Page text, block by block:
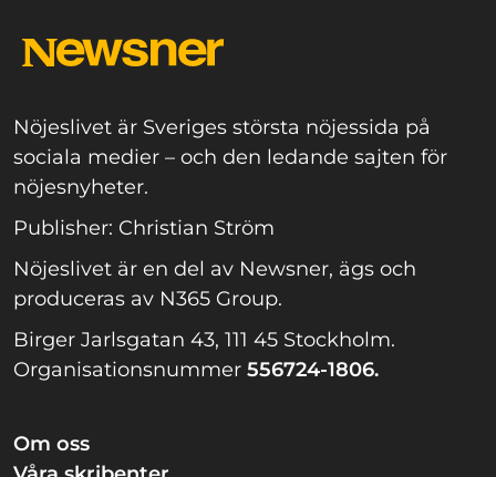
Nöjeslivet är Sveriges största nöjessida på
sociala medier – och den ledande sajten för
nöjesnyheter.
Publisher: Christian Ström
Nöjeslivet är en del av Newsner, ägs och
produceras av N365 Group.
Birger Jarlsgatan 43, 111 45 Stockholm.
Organisationsnummer 556724-1806.
Om oss